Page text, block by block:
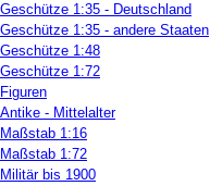
Geschütze 1:35 - Deutschland
Geschütze 1:35 - andere Staaten
Geschütze 1:48
Geschütze 1:72
Figuren
Antike - Mittelalter
Maßstab 1:16
Maßstab 1:72
Militär bis 1900